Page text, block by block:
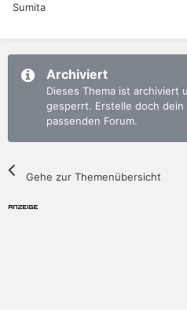
Sumita
Archiviert
Dieses Thema ist
gesperrt. Erstelle doch dein
passenden Forum.
Gehe zur Themenübersicht